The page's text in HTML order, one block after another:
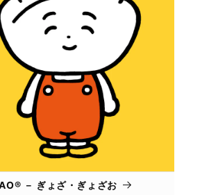
－ ぎょざ・ぎょざお